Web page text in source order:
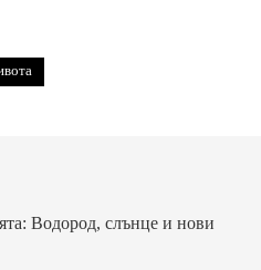
Водород, слънце и нови